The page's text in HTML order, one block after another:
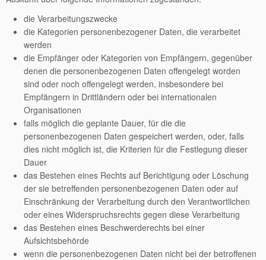
die Verarbeitungszwecke
die Kategorien personenbezogener Daten, die verarbeitet
werden
die Empfänger oder Kategorien von Empfängern, gegenüber
denen die personenbezogenen Daten offengelegt worden
sind oder noch offengelegt werden, insbesondere bei
Empfängern in Drittländern oder bei internationalen
Organisationen
falls möglich die geplante Dauer, für die die
personenbezogenen Daten gespeichert werden, oder, falls
dies nicht möglich ist, die Kriterien für die Festlegung dieser
Dauer
das Bestehen eines Rechts auf Berichtigung oder Löschung
der sie betreffenden personenbezogenen Daten oder auf
Einschränkung der Verarbeitung durch den Verantwortlichen
oder eines Widerspruchsrechts gegen diese Verarbeitung
das Bestehen eines Beschwerderechts bei einer
Aufsichtsbehörde
wenn die personenbezogenen Daten nicht bei der betroffenen